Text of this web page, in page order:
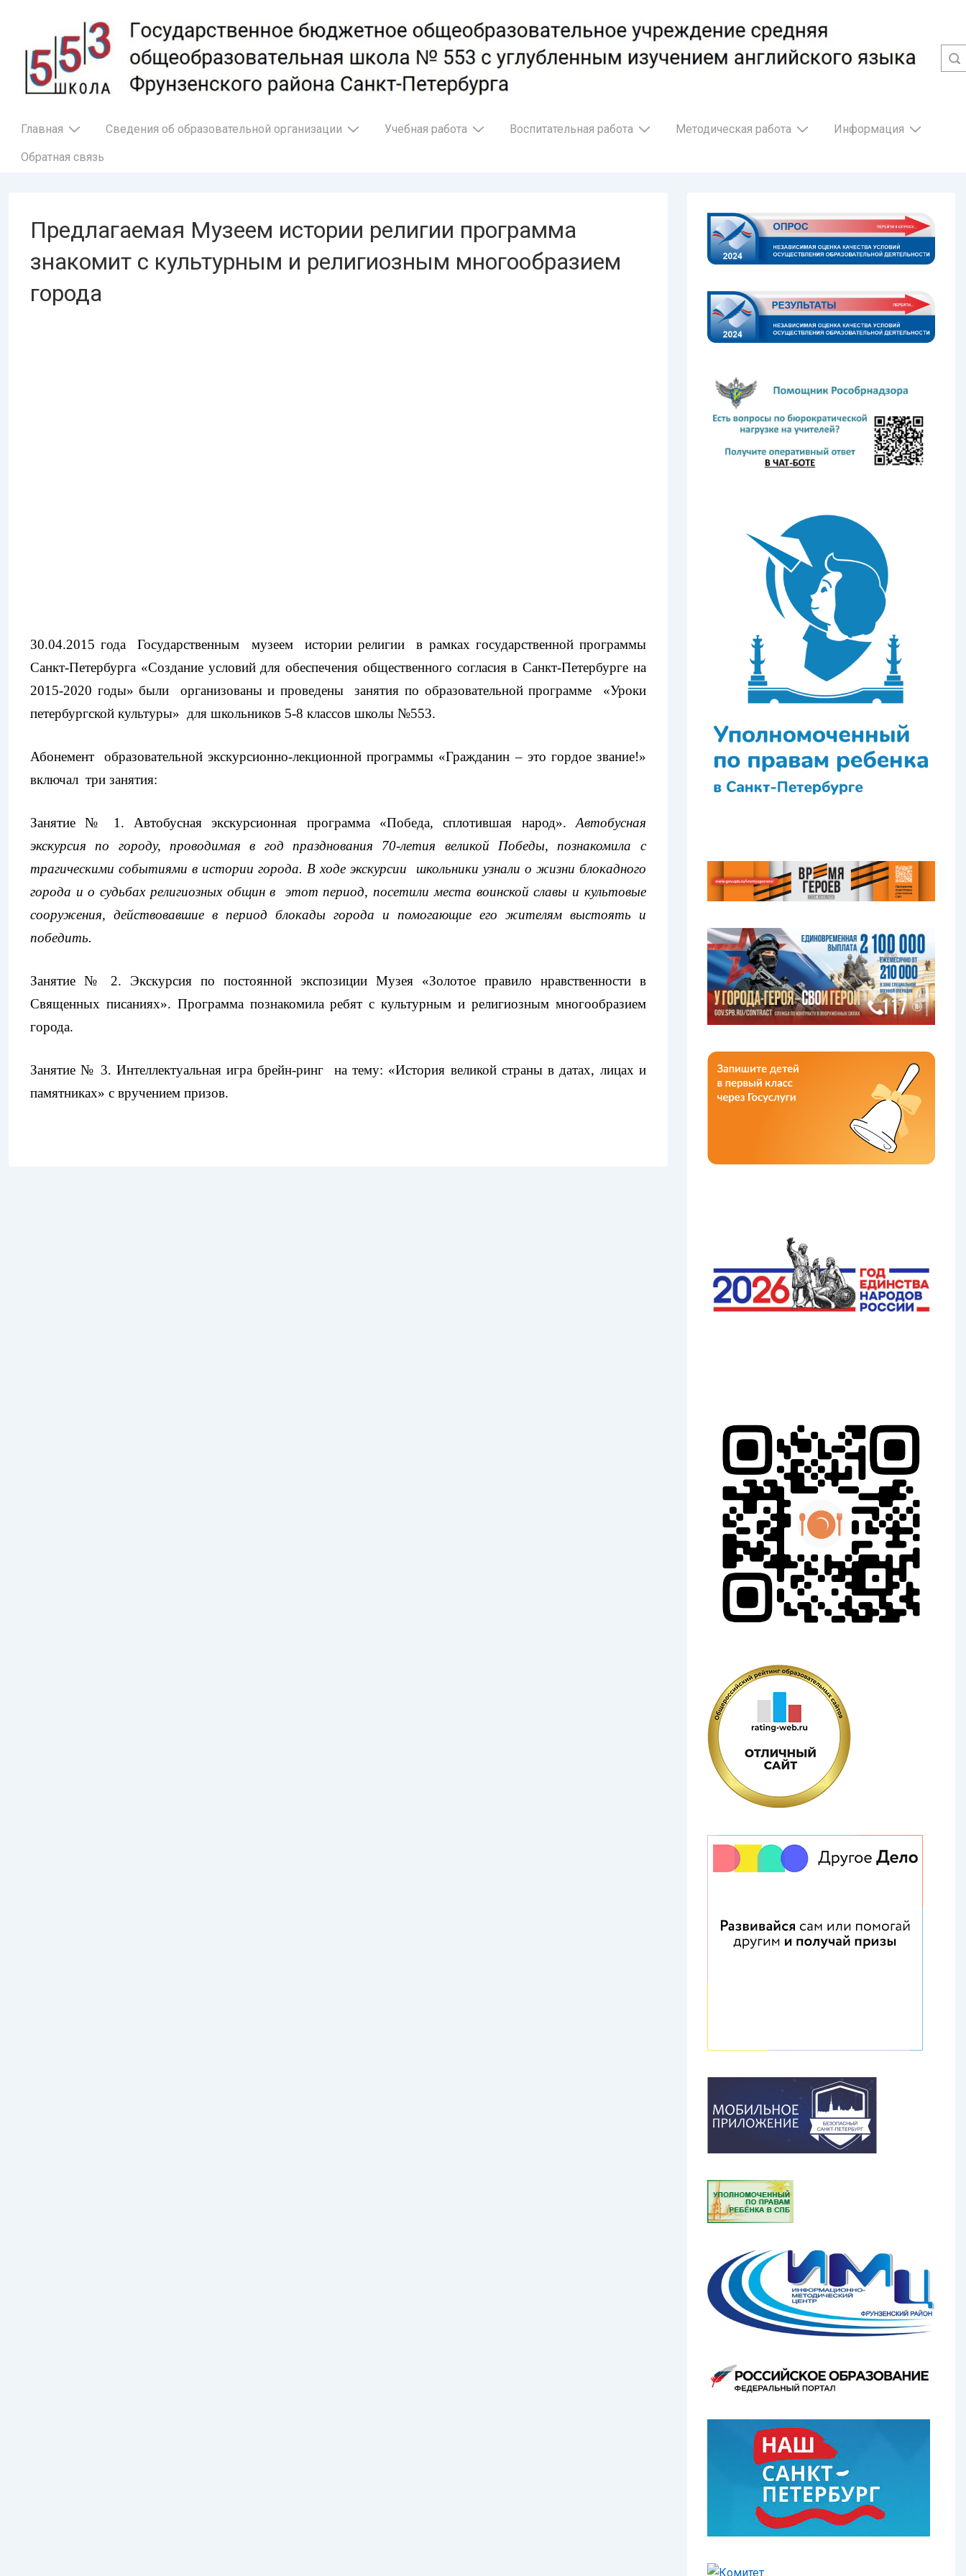
основному
содержимому
Основная
Главная Сведения об образовательной организации Учебная работа Воспитательная работа Методическая работа Информация
Обратная связь
Предлагаемая Музеем истории религии программа
знакомит с культурным и религиозным многообразием
города
30.04.2015 года Государственным музеем истории религии в рамках государственной программы
Санкт-Петербурга «Создание условий для обеспечения общественного согласия в Санкт-Петербурге на
2015-2020 годы» были организованы и проведены занятия по образовательной программе «Уроки
петербургской культуры» для школьников 5-8 классов школы №553.
Абонемент образовательной экскурсионно-лекционной программы «Гражданин – это гордое звание!»
включал три занятия:
Занятие № 1. Автобусная экскурсионная программа «Победа, сплотившая народ». Автобусная
экскурсия по городу, проводимая в год празднования 70-летия великой Победы, познакомила с
трагическими событиями в истории города. В ходе экскурсии школьники узнали о жизни блокадного
города и о судьбах религиозных общин в этот период, посетили места воинской славы и культовые
сооружения, действовавшие в период блокады города и помогающие его жителям выстоять и
победить.
Занятие № 2. Экскурсия по постоянной экспозиции Музея «Золотое правило нравственности в
Священных писаниях». Программа познакомила ребят с культурным и религиозным многообразием
города.
Занятие № 3. Интеллектуальная игра брейн-ринг на тему: «История великой страны в датах, лицах и
памятниках» с вручением призов.